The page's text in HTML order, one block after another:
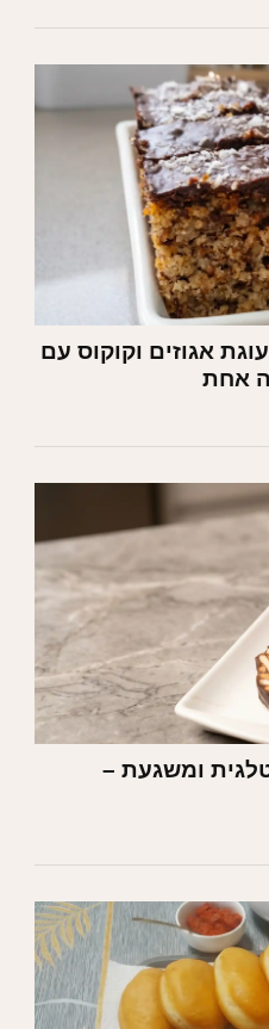
אגוזים וקוקוס עם
אחת
ומשגעת –